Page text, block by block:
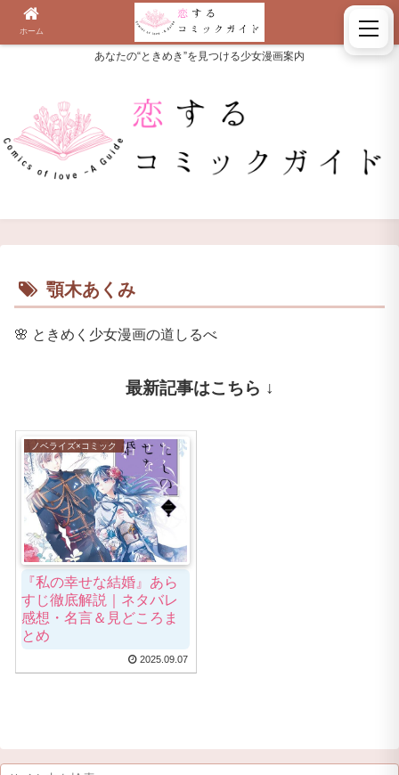
あなたの“ときめき”を見つける少女漫画案内
顎木あくみ
🌸 ときめく少女漫画の道しるべ
最新記事はこちら ↓
ノベライズ×コミック
『私の幸せな結婚』あら
すじ徹底解説｜ネタバレ
感想・名言＆見どころま
とめ
2025.09.07
ホーム 検索